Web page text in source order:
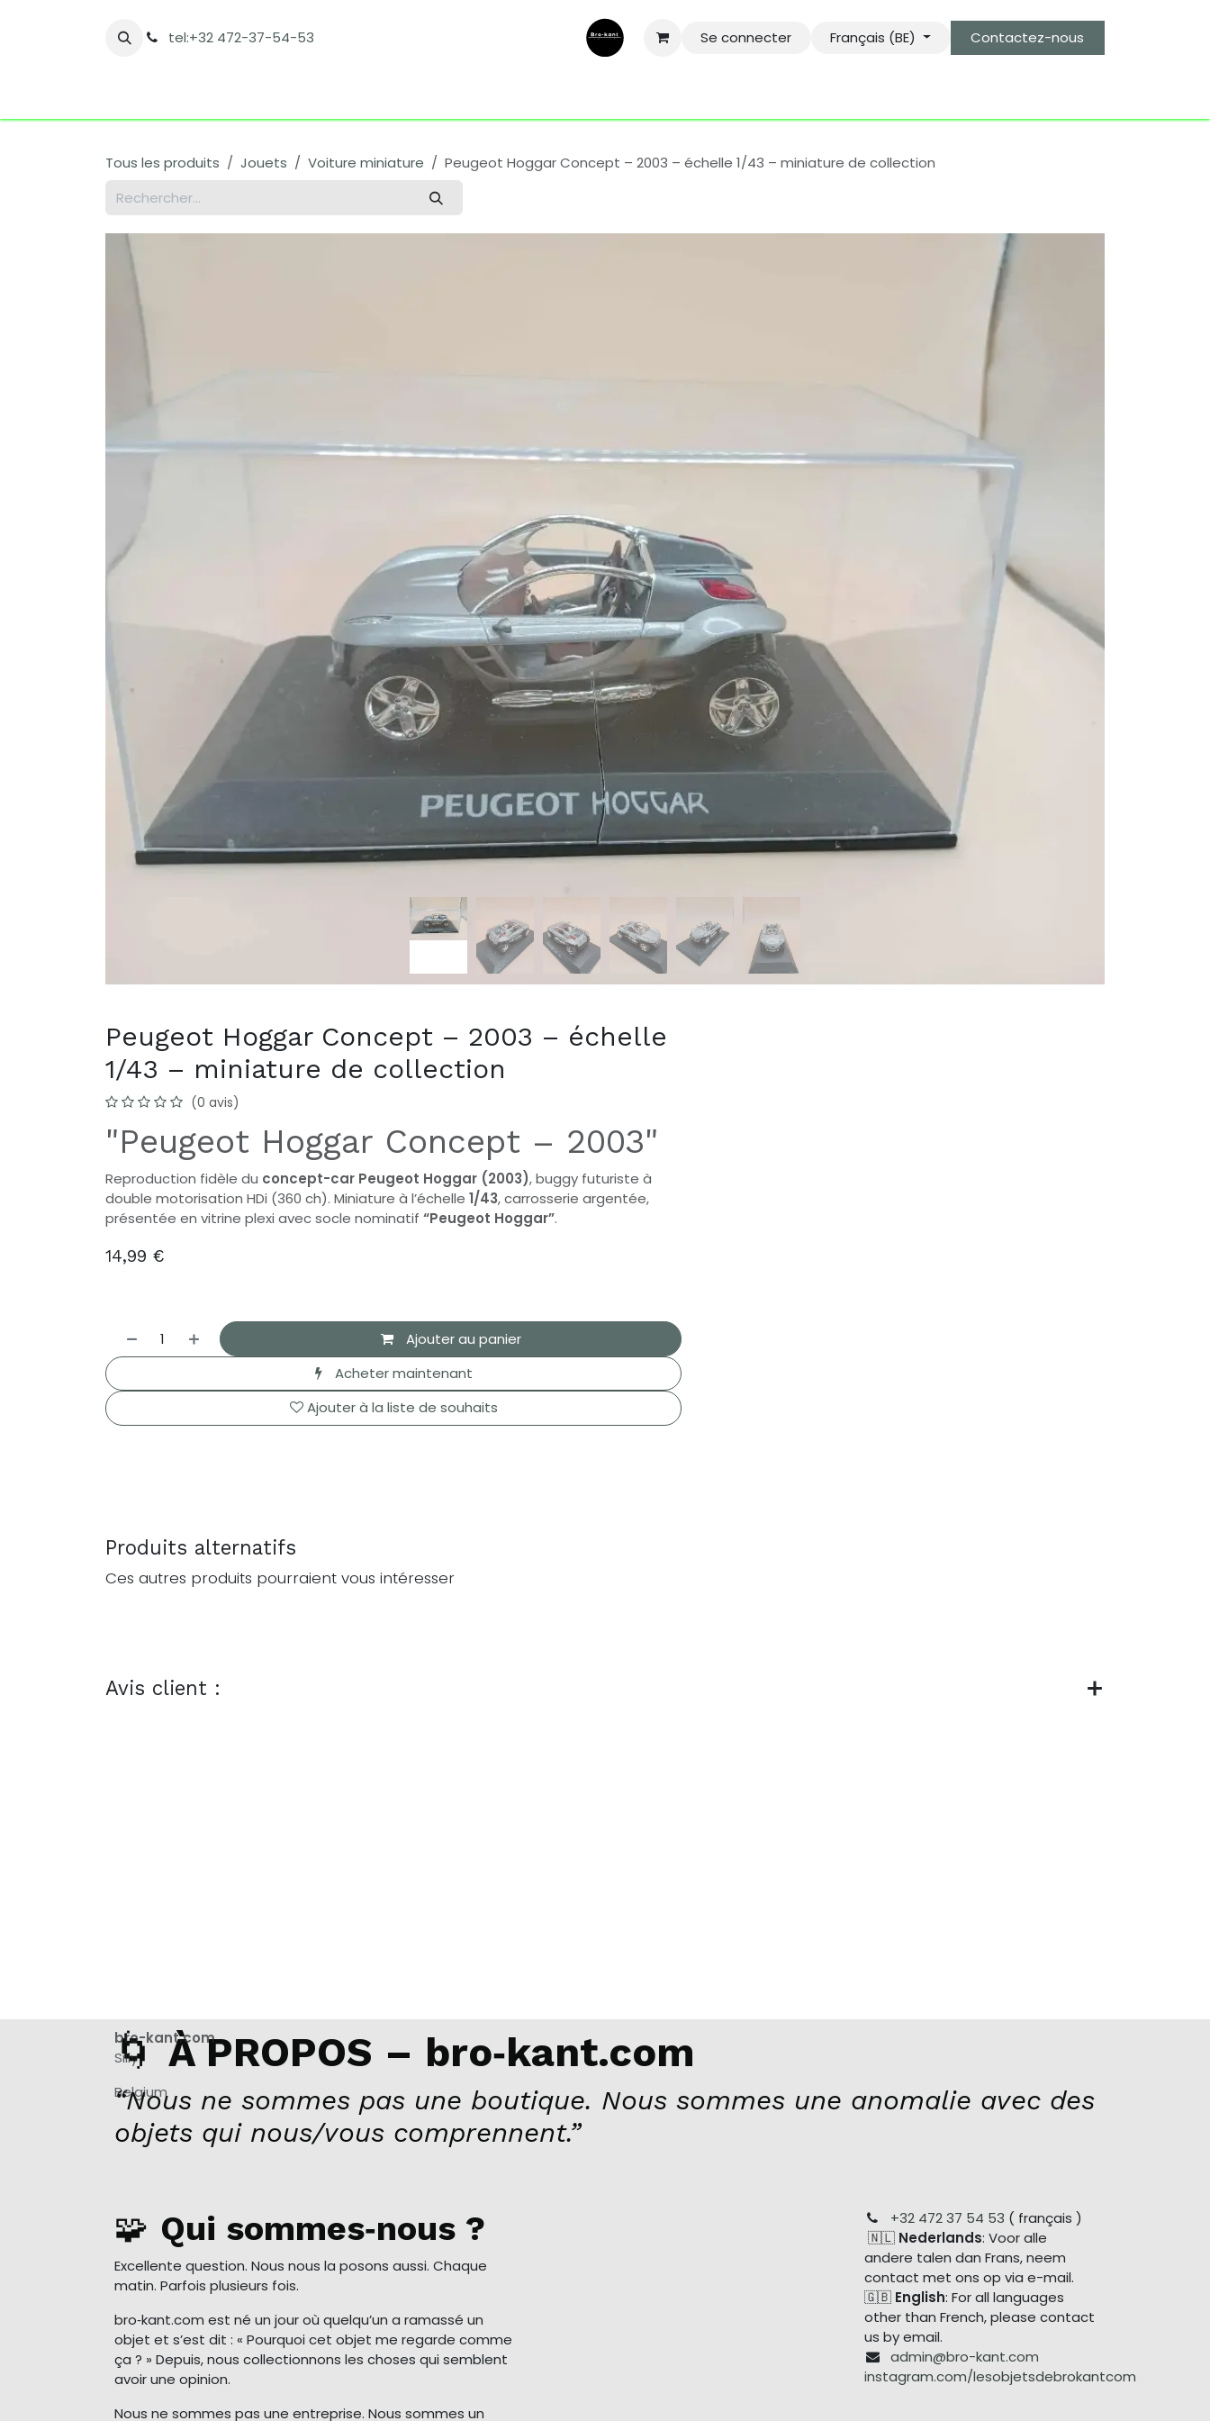
tel:+32 472-37-54-53
Se connecter Français (BE) Contactez-nous
Tous les produits Jouets Voiture miniature Peugeot Hoggar Concept – 2003 – échelle 1/43 – miniature de collection
Peugeot Hoggar Concept – 2003 – échelle
1/43 – miniature de collection
(0 avis)
"Peugeot Hoggar Concept – 2003"
Reproduction fidèle du concept-car Peugeot Hoggar (2003), buggy futuriste à
double motorisation HDi (360 ch). Miniature à l’échelle 1/43, carrosserie argentée,
présentée en vitrine plexi avec socle nominatif “Peugeot Hoggar”.
14,99 €
Ajouter au panier
Acheter maintenant
Ajouter à la liste de souhaits
Produits alternatifs
Ces autres produits pourraient vous intéresser
Avis client :
🌀À PROPOS – bro‑kant.com
“Nous ne sommes pas une boutique. Nous sommes une anomalie avec des
objets qui nous/vous comprennent.”
🧩 Qui sommes‑nous ?
Excellente question. Nous nous la posons aussi. Chaque
matin. Parfois plusieurs fois.
bro‑kant.com est né un jour où quelqu’un a ramassé un
objet et s’est dit : « Pourquoi cet objet me regarde comme
ça ? » Depuis, nous collectionnons les choses qui semblent
avoir une opinion.
Nous ne sommes pas une entreprise. Nous sommes un
+32 472 37 54 53 ( français )
🇳🇱 Nederlands: Voor alle
andere talen dan Frans, neem
contact met ons op via e-mail.
🇬🇧 English: For all languages
other than French, please contact
us by email.
admin@bro-kant.com
instagram.com/lesobjetsdebrokantcom
bro-kant.com
Silly
Belgium